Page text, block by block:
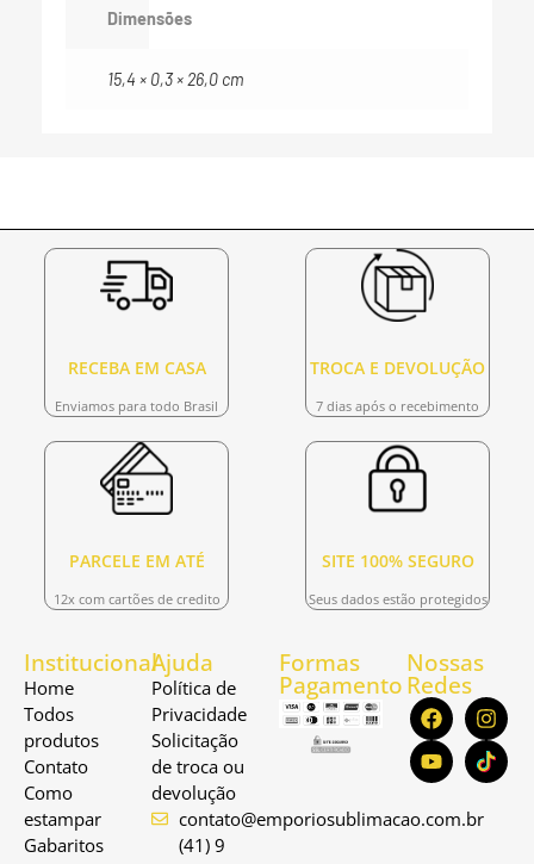
Dimensões
15,4 × 0,3 × 26,0 cm
RECEBA EM CASA
Enviamos para todo Brasil
TROCA E DEVOLUÇÃO
7 dias após o recebimento
PARCELE EM ATÉ
12x com cartões de credito
SITE 100% SEGURO
Seus dados estão protegidos
Institucional
Home
Todos
produtos
Contato
Como
estampar
Gabaritos
Ajuda
Política de
Privacidade
Solicitação
de troca ou
devolução
contato@emporiosublimacao.com.br
(41) 9
Formas
Pagamento
Nossas
Redes